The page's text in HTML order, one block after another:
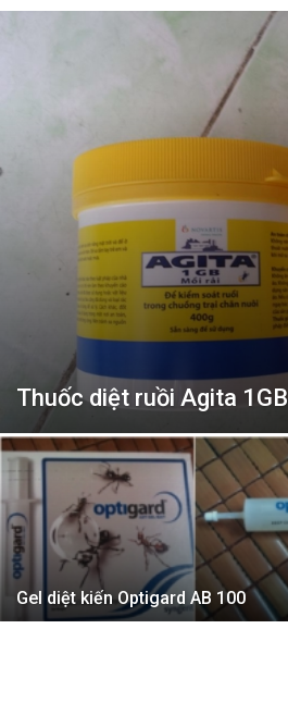
Thuốc diệt ruồi Agita 1GB
Gel diệt kiến Optigard AB 100